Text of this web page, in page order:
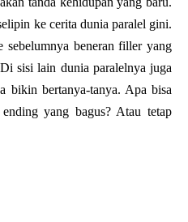
ke cerita dunia paralel gini.
sebelumnya beneran filler yang
sisi lain dunia paralelnya juga
bikin bertanya-tanya. Apa bisa
yang bagus? Atau tetap